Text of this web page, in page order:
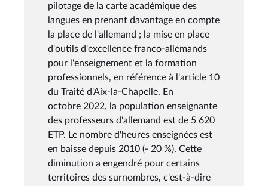
pilotage de la carte académique des
langues en prenant davantage en compte
la place de l'allemand ; la mise en place
d'outils d'excellence franco-allemands
pour l'enseignement et la formation
professionnels, en référence à l'article 10
du Traité d'Aix-la-Chapelle. En
octobre 2022, la population enseignante
des professeurs d'allemand est de 5 620
ETP. Le nombre d'heures enseignées est
en baisse depuis 2010 (- 20 %). Cette
diminution a engendré pour certains
territoires des surnombres, c'est-à-dire